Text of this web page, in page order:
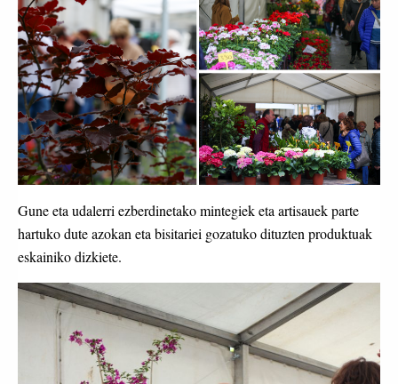
Gune eta udalerri ezberdinetako mintegiek eta artisauek parte
hartuko dute azokan eta bisitariei gozatuko dituzten produktuak
eskainiko dizkiete.